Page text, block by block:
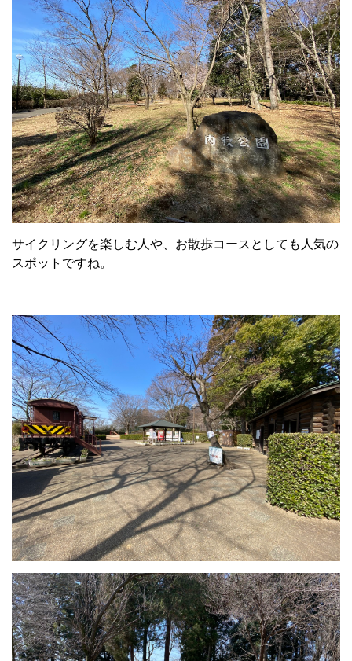
サイクリングを楽しむ人や、お散歩コースとしても人気の
スポットですね。